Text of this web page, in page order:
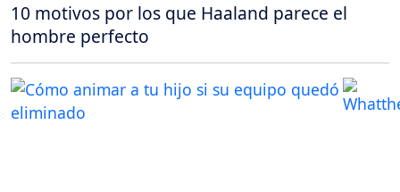
10 motivos por los que Haaland parece el
hombre perfecto